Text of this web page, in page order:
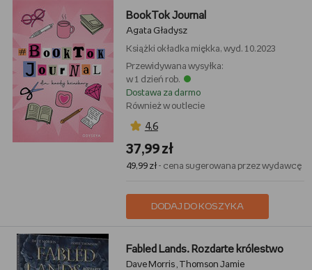
BookTok Journal
Agata Gładysz
Książki okładka miękka, wyd. 10.2023
Przewidywana wysyłka:
w 1 dzień rob.
Dostawa za darmo
Również w outlecie
4,6
37,99 zł
49,99 zł- cena sugerowana przez wydawcę
DODAJ DO KOSZYKA
Fabled Lands. Rozdarte królestwo
Dave Morris Thomson Jamie